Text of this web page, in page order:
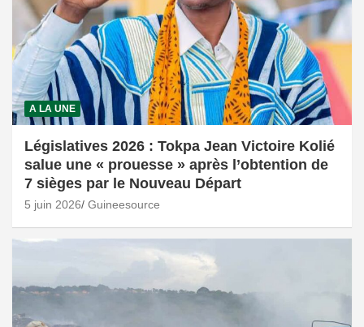
A LA UNE
Législatives 2026 : Tokpa Jean Victoire Kolié
salue une « prouesse » après l’obtention de
7 sièges par le Nouveau Départ
5 juin 2026 Guineesource